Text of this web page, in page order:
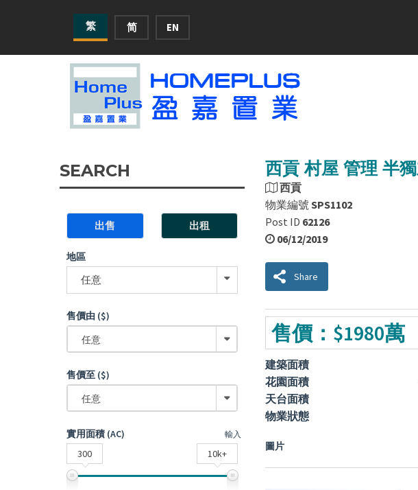
繁 简 EN
西貢 村屋 管理 半
西貢
物業編號SPS1102
Post ID 62126
06/12/2019
Share
售價：$1980萬
建築面積
花園面積
天台面積
物業狀態
圖片
SEARCH
出售 出租
地區
任意
售價由 ($)
任意
售價至 ($)
任意
實用面積 (AC) 輸入
300 10k+